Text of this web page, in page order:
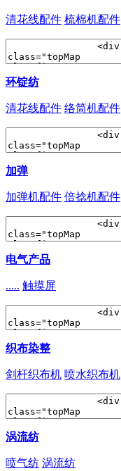
清花线配件 梳棉机配件
环锭纺
清花线配件 络筒机配件
加弹
加弹机配件 倍捻机配件
电气产品
..... 触摸屏
织布染整
剑杆织布机 喷水织布机
涡流纺
喷气纺 涡流纺